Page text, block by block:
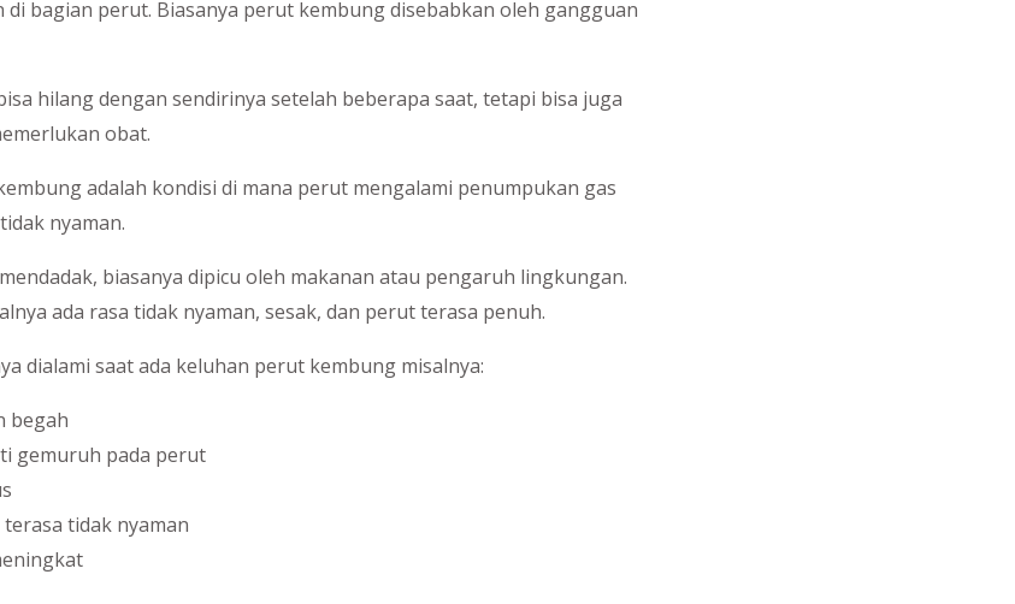
di bagian perut. Biasanya perut kembung disebabkan oleh gangguan
hilang dengan sendirinya setelah beberapa saat, tetapi bisa juga
obat.
adalah kondisi di mana perut mengalami penumpukan gas
nyaman.
biasanya dipicu oleh makanan atau pengaruh lingkungan.
ada rasa tidak nyaman, sesak, dan perut terasa penuh.
dialami saat ada keluhan perut kembung misalnya:
begah
gemuruh pada perut
tidak nyaman